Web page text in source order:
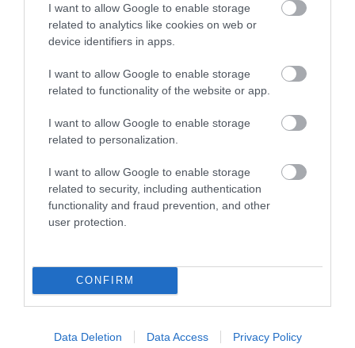
I want to allow Google to enable storage
related to analytics like cookies on web or
device identifiers in apps.
I want to allow Google to enable storage
related to functionality of the website or app.
I want to allow Google to enable storage
related to personalization.
I want to allow Google to enable storage
related to security, including authentication
functionality and fraud prevention, and other
user protection.
CONFIRM
Data Deletion Data Access Privacy Policy
ÉJSZAKAI PERMETEZÉS KEZDŐDIK
EGERBEN A VADGESZTENYE- ÉS P...
2026. augusztus 05
KAPITÁNY: STABIL MARADT AZ ORSZÁG
ELLÁTÁSA, A TAKARÉKOSSÁ...
KÖZMÉDIÁSOK ÉVEKIG GYŰJTÖTTÉK A
BIZONYÍTÉKOKAT, BELSŐ DOK...
2026. augusztus 05|Mindenki ügye
MÉG KÉT NAP TIKKASZTÓ FORRÓSÁG
DR. BÓDIS PÉTER EGYEZTETETT A
HATÓSÁGOKKAL ÉS A VÍZMŰVEL,...
2026. augusztus 04
AZ AGRIA PARK IS TAKARÉKRA KAPCSOLT: